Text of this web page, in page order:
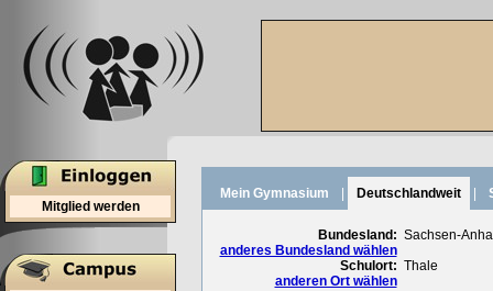
Mitglied werden
Mein Gymnasium Deutschlandweit
Bundesland:
anderes Bundesland wählen
Sachsen-
Schulort:
anderen Ort wählen
Thale